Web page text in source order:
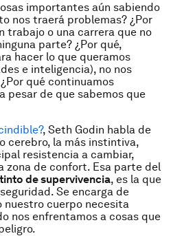
importantes aún sabiendo
nos traerá problemas? ¿Por
trabajo o una carrera que no
parte? ¿Por qué,
hacer lo que queramos
e inteligencia), no nos
qué continuamos
pesar de que sabemos que
, Seth Godin habla de
cerebro, la más instintiva,
resistencia a cambiar,
zona de confort. Esa parte del
de supervivencia, es la que
Se encarga de
nuestro cuerpo necesita
nos enfrentamos a cosas que